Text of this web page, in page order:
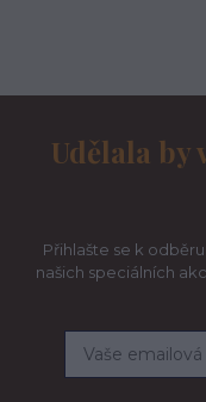
Udělala by
Přihlašte se k
našich speciálních